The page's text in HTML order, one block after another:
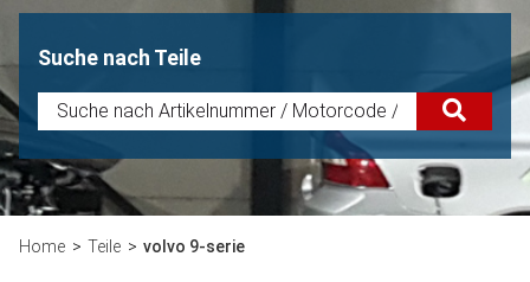
Suche nach Teile
Home Teile volvo 9-serie